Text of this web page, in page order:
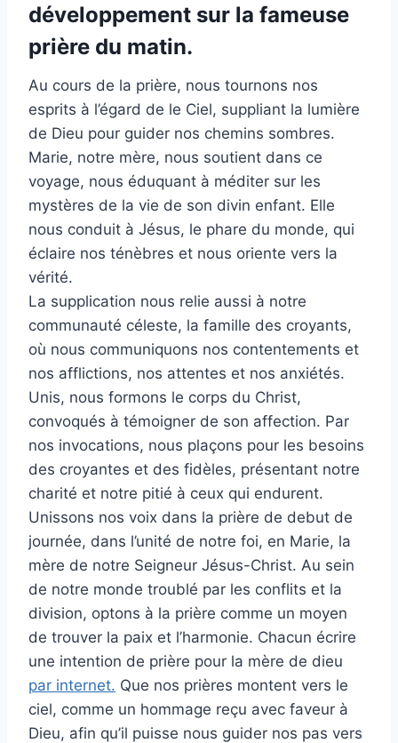
développement sur la fameuse
prière du matin.
Au cours de la prière, nous tournons nos
esprits à l’égard de le Ciel, suppliant la lumière
de Dieu pour guider nos chemins sombres.
Marie, notre mère, nous soutient dans ce
voyage, nous éduquant à méditer sur les
mystères de la vie de son divin enfant. Elle
nous conduit à Jésus, le phare du monde, qui
éclaire nos ténèbres et nous oriente vers la
vérité.
La supplication nous relie aussi à notre
communauté céleste, la famille des croyants,
où nous communiquons nos contentements et
nos afflictions, nos attentes et nos anxiétés.
Unis, nous formons le corps du Christ,
convoqués à témoigner de son affection. Par
nos invocations, nous plaçons pour les besoins
des croyantes et des fidèles, présentant notre
charité et notre pitié à ceux qui endurent.
Unissons nos voix dans la prière de debut de
journée, dans l’unité de notre foi, en Marie, la
mère de notre Seigneur Jésus-Christ. Au sein
de notre monde troublé par les conflits et la
division, optons à la prière comme un moyen
de trouver la paix et l’harmonie. Chacun écrire
une intention de prière pour la mère de dieu
par internet. Que nos prières montent vers le
ciel, comme un hommage reçu avec faveur à
Dieu, afin qu’il puisse nous guider nos pas vers